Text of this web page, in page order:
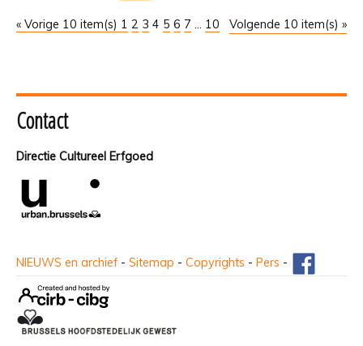
« Vorige 10 item(s) Volgende 10 item(s) »
1 2 3 4 5 6 7 ... 10
Contact
Directie Cultureel Erfgoed
NIEUWS en archief - Sitemap - Copyrights - Pers -